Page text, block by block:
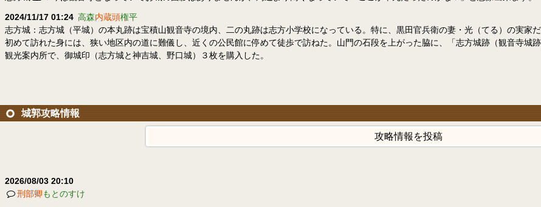
2024/11/17 01:24 高森内蔵頭権平
志方城：志方城（平城）の本丸跡は宝積山観音寺の境内、二の丸跡は志方小学校になっている。特に、黒田官兵衛の妻・光（てる）の実家
初めて訪れた身には、狭い地区内の道に難儀し、近くの公民館に停めて徒歩で訪ねた。山門の石段を上がった脇に、「志方城跡（観音寺城
観光案内所で、御城印（志方城と神吉城、野口城）３枚を購入した。
城郭攻略情報
攻略情報を投稿
2026/08/03 20:10
刑部卿もとのすけ